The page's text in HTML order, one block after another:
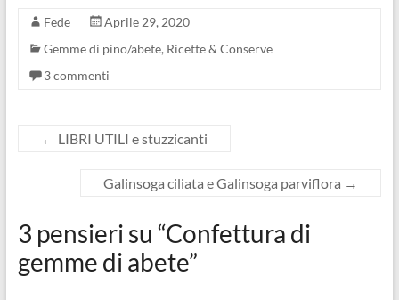
Fede
Aprile 29, 2020
Gemme di pino/abete, Ricette & Conserve
3 commenti
← LIBRI UTILI e stuzzicanti
Galinsoga ciliata e Galinsoga parviflora →
3 pensieri su “Confettura di
gemme di abete”